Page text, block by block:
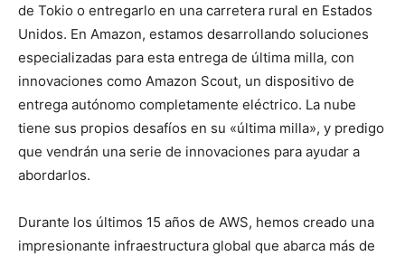
de Tokio o entregarlo en una carretera rural en Estados
Unidos. En Amazon, estamos desarrollando soluciones
especializadas para esta entrega de última milla, con
innovaciones como Amazon Scout, un dispositivo de
entrega autónomo completamente eléctrico. La nube
tiene sus propios desafíos en su «última milla», y predigo
que vendrán una serie de innovaciones para ayudar a
abordarlos.
Durante los últimos 15 años de AWS, hemos creado una
impresionante infraestructura global que abarca más de